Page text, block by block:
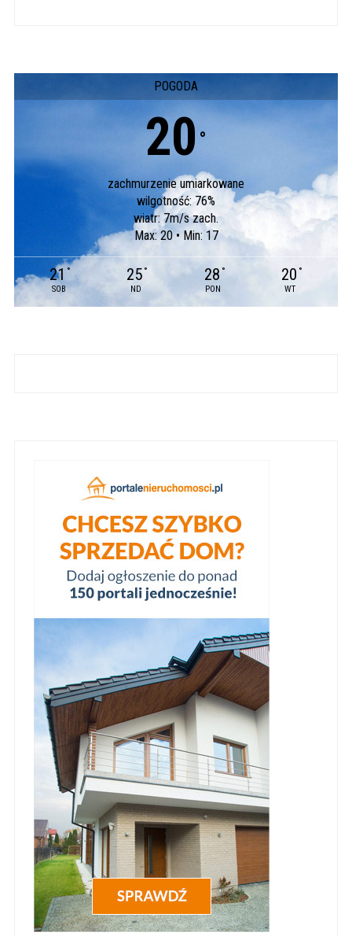
POGODA
20 °
zachmurzenie umiarkowane
wilgotność: 76%
wiatr: 7m/s zach.
Max: 20 • Min: 17
21 °
SOB
25 °
ND
28 °
PON
20 °
WT